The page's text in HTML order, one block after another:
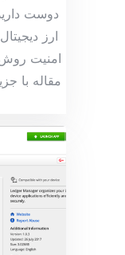
دوست
ارز
امنیت روش
مقاله با